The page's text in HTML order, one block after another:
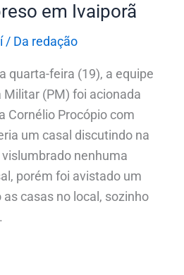
em Ivaiporã
/ Da redação
quarta-feira (19), a equipe
Militar (PM) foi acionada
Cornélio Procópio com
um casal discutindo na
nenhuma
porém foi avistado um
casas no local, sozinho